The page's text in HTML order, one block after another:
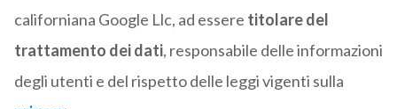
californiana Google Llc, ad essere titolare del
trattamento dei dati, responsabile delle informazioni
degli utenti e del rispetto delle leggi vigenti sulla